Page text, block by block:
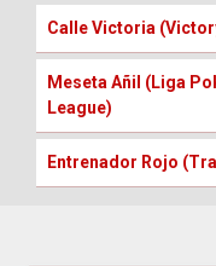
Calle Victoria
Meseta Añil (Liga
League)
Entrenador Rojo